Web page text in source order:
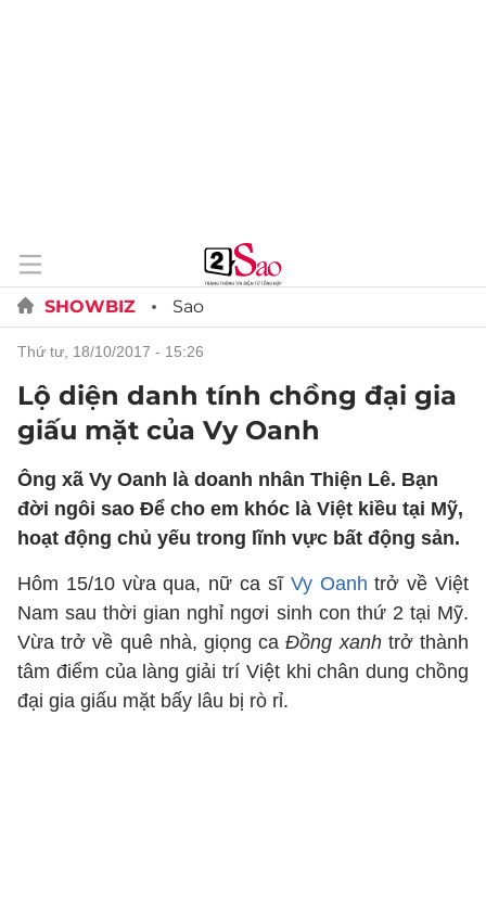
SHOWBIZ Sao
thứ tư, 18/10/2017 - 15:26
Lộ diện danh tính chồng đại gia
giấu mặt của Vy Oanh
Ông xã Vy Oanh là doanh nhân Thiện Lê. Bạn
đời ngôi sao Để cho em khóc là Việt kiều tại Mỹ,
hoạt động chủ yếu trong lĩnh vực bất động sản.
Hôm 15/10 vừa qua, nữ ca sĩ Vy Oanhtrở về Việt
Nam sau thời gian nghỉ ngơi sinh con thứ 2 tại Mỹ.
Vừa trở về quê nhà, giọng caĐồng xanhtrở thành
tâm điểm của làng giải trí Việt khi chân dung chồng
đại gia giấu mặt bấy lâu bị rò rỉ.